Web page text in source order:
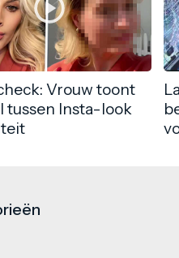
Vrouw toont
tussen Insta-look